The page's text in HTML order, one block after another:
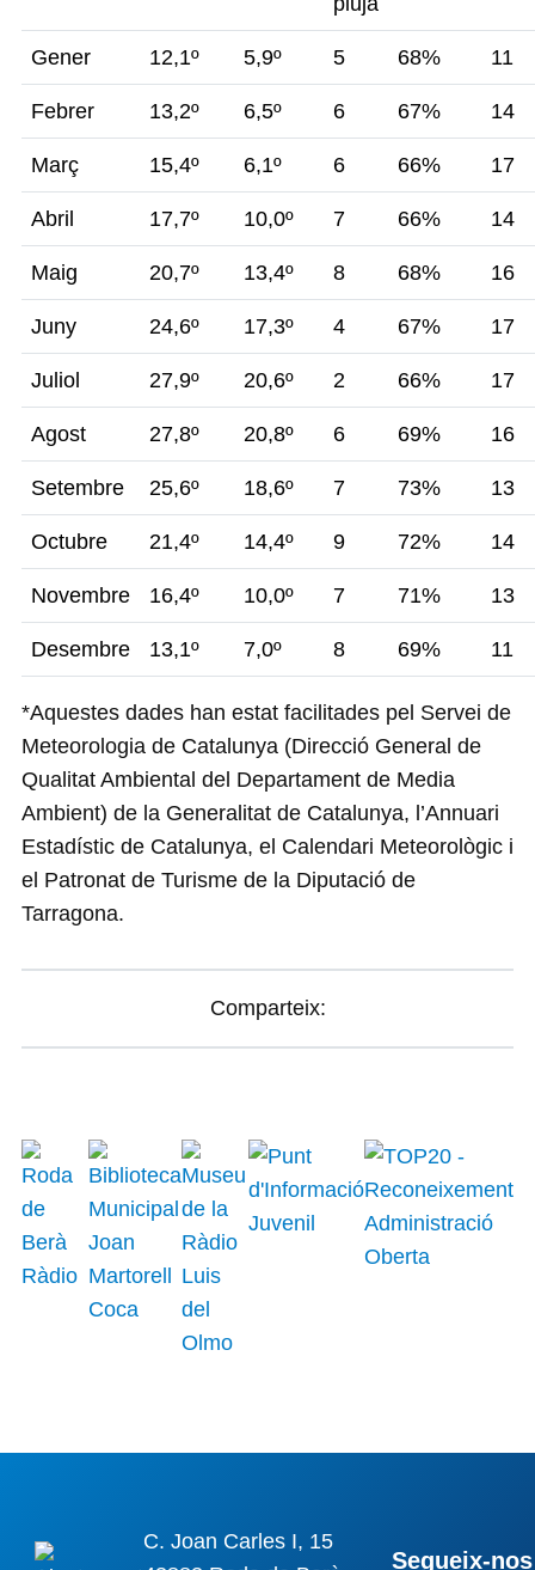
Gener 12,1º 5,9º 5 68% 11
Febrer 13,2º 6,5º 6 67% 14
Març 15,4º 6,1º 6 66% 17
Abril 17,7º 10,0º 7 66% 14
Maig 20,7º 13,4º 8 68% 16
Juny 24,6º 17,3º 4 67% 17
Juliol 27,9º 20,6º 2 66% 17
Agost 27,8º 20,8º 6 69% 16
Setembre 25,6º 18,6º 7 73% 13
Octubre 21,4º 14,4º 9 72% 14
Novembre 16,4º 10,0º 7 71% 13
Desembre 13,1º 7,0º 8 69% 11
*Aquestes dades han estat facilitades pel Servei de
Meteorologia de Catalunya (Direcció General de
Qualitat Ambiental del Departament de Media
Ambient) de la Generalitat de Catalunya, l’Annuari
Estadístic de Catalunya, el Calendari Meteorològic i
el Patronat de Turisme de la Diputació de
Tarragona.
Comparteix:
C. Joan Carles I, 15
Segueix-